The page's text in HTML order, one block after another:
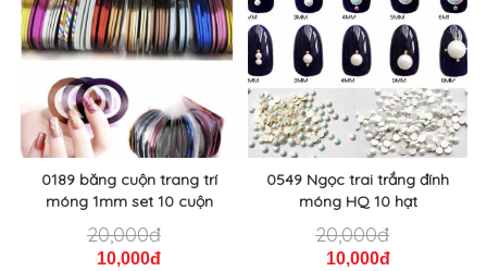
0189 băng cuộn trang trí
móng 1mm set 10 cuộn
20,000đ
10,000đ
0549 Ngọc trai trắng đính
móng HQ 10 hạt
20,000đ
10,000đ